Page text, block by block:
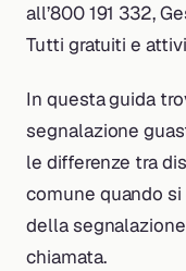
all’800 191 332,
Tutti gratuiti e
In questa guida
segnalazione
le differenze tra
comune quando
della
chiamata.